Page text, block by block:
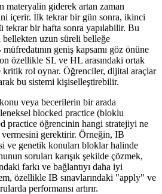
materyalin giderek artan zaman
içerir. İlk tekrar bir gün sonra, ikinci
tekrar bir hafta sonra yapılabilir. Bu
uzun süreli belleğe
müfredatının geniş kapsamı göz önüne
özellikle SL ve HL arasındaki ortak
kritik rol oynar. Öğrenciler, dijital araçlar
bu sistemi kişiselleştirebilir.
veya becerilerin bir arada
blocked practice (bloklu
practice öğrencinin hangi stratejiyi ne
vermesini gerektirir. Örneğin, IB
ve genetik konuları bloklar halinde
soruları karışık şekilde çözmek,
farkı ve bağlantıyı daha iyi
özellikle IB sınavlarındaki "apply" ve
performansı artırır.